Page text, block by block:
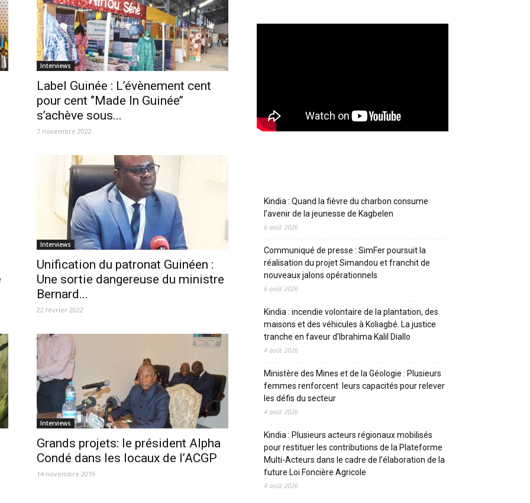
Interviews
Label Guinée : L’évènement cent
pour cent ‘’Made In Guinée’’
s’achève sous...
7 novembre 2022
Interviews
Unification du patronat Guinéen :
Une sortie dangereuse du ministre
Bernard...
22 février 2022
Interviews
Grands projets: le président Alpha
Condé dans les locaux de l’ACGP
14 novembre 2019
Kindia : Quand la fièvre du charbon consume
l’avenir de la jeunesse de Kagbelen
6 août 2026
Communiqué de presse : SimFer poursuit la
réalisation du projet Simandou et franchit de
nouveaux jalons opérationnels
6 août 2026
Kindia : incendie volontaire de la plantation, des
maisons et des véhicules à Koliagbé. La justice
tranche en faveur d’Ibrahima Kalil Diallo
4 août 2026
Ministère des Mines et de la Géologie : Plusieurs
femmes renforcent leurs capacités pour relever
les défis du secteur
4 août 2026
Kindia : Plusieurs acteurs régionaux mobilisés
pour restituer les contributions de la Plateforme
Multi-Acteurs dans le cadre de l’élaboration de la
future Loi Foncière Agricole
4 août 2026